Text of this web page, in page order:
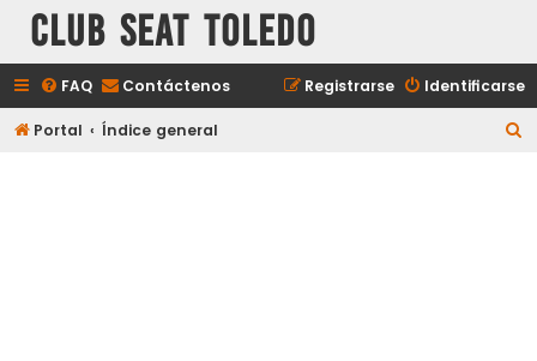
Club Seat Toledo
FAQ Contáctenos Identificarse
Registrarse
Portal Índice general